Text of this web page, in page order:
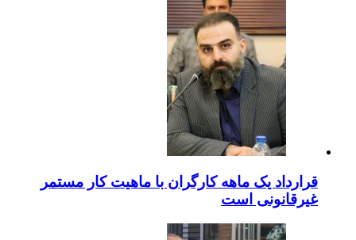
قرارداد یک ماهه کارگران با ماهیت کار مستمر
غیرقانونی است